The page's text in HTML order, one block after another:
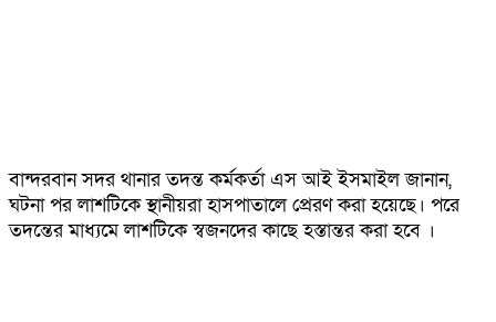
বান্দরবান সদর থানার তদন্ত কর্মকর্তা এস আই ইসমাইল জানান,
ঘটনা পর লাশটিকে স্থানীয়রা হাসপাতালে প্রেরণ করা হয়েছে। পরে
তদন্তের মাধ্যমে লাশটিকে স্বজনদের কাছে হস্তান্তর করা হবে ।